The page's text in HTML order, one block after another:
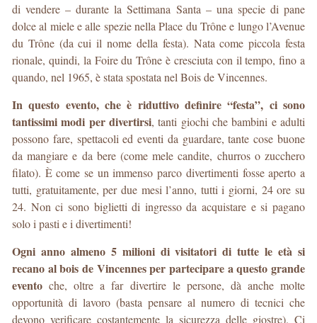
di vendere – durante la Settimana Santa – una specie di pane
dolce al miele e alle spezie nella Place du Trône e lungo l’Avenue
du Trône (da cui il nome della festa). Nata come piccola festa
rionale, quindi, la Foire du Trône è cresciuta con il tempo, fino a
quando, nel 1965, è stata spostata nel Bois de Vincennes.
In questo evento, che è riduttivo definire “festa”, ci sono
tantissimi modi per divertirsi, tanti giochi che bambini e adulti
possono fare, spettacoli ed eventi da guardare, tante cose buone
da mangiare e da bere (come mele candite, churros o zucchero
filato). È come se un immenso parco divertimenti fosse aperto a
tutti, gratuitamente, per due mesi l’anno, tutti i giorni, 24 ore su
24. Non ci sono biglietti di ingresso da acquistare e si pagano
solo i pasti e i divertimenti!
Ogni anno almeno 5 milioni di visitatori di tutte le età si
recano al bois de Vincennes per partecipare a questo grande
evento che, oltre a far divertire le persone, dà anche molte
opportunità di lavoro (basta pensare al numero di tecnici che
devono verificare costantemente la sicurezza delle giostre). Ci